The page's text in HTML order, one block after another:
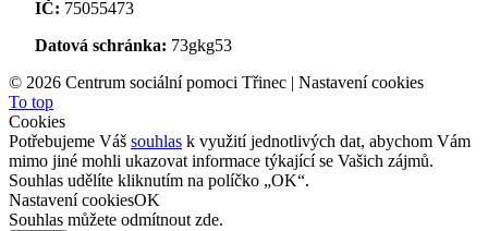
IČ: 75055473
Datová schránka: 73gkg53
© 2026 Centrum sociální pomoci Třinec | Nastavení cookies
To top
Cookies
Potřebujeme Váš souhlas k využití jednotlivých dat, abychom Vám
mimo jiné mohli ukazovat informace týkající se Vašich zájmů.
Souhlas udělíte kliknutím na políčko „OK“.
Nastavení cookiesOK
Souhlas můžete odmítnout zde.